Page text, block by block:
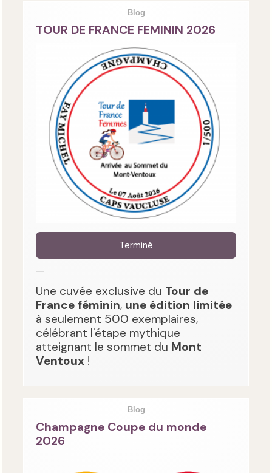
Blog
TOUR DE FRANCE FEMININ 2026
Terminé
—
Une cuvée exclusive du Tour de
France féminin, une édition limitée
à seulement 500 exemplaires,
célébrant l'étape mythique
atteignant le sommet du Mont
Ventoux !
Blog
Champagne Coupe du monde
2026